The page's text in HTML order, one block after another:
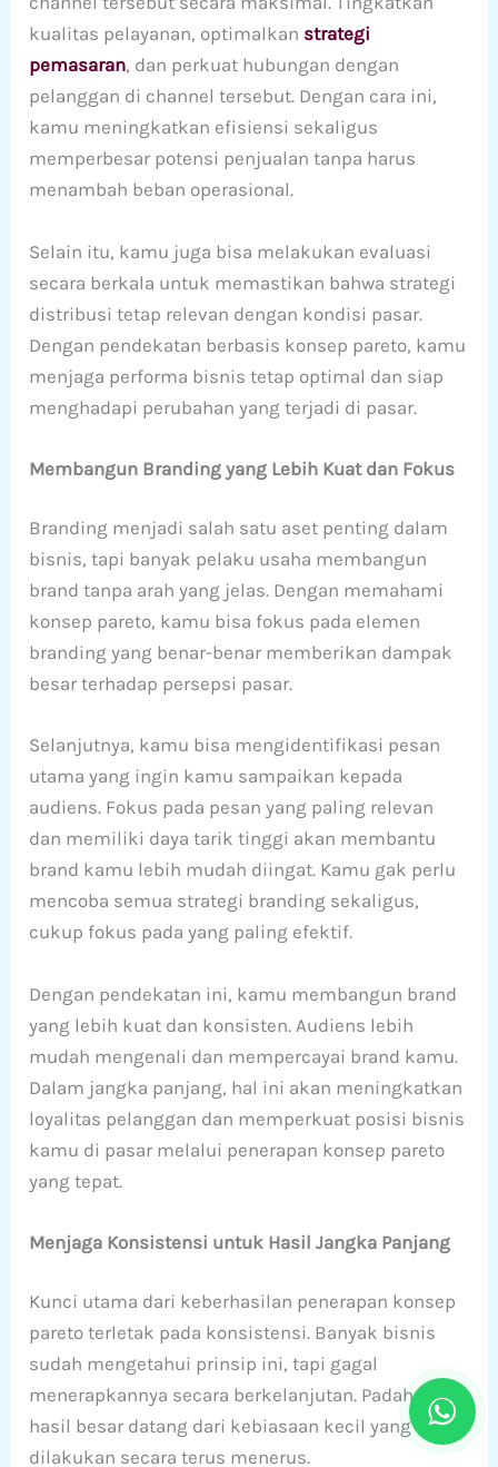
kualitas pelayanan, optimalkan strategi
pemasaran, dan perkuat hubungan dengan
pelanggan di channel tersebut. Dengan cara ini,
kamu meningkatkan efisiensi sekaligus
memperbesar potensi penjualan tanpa harus
menambah beban operasional.
Selain itu, kamu juga bisa melakukan evaluasi
secara berkala untuk memastikan bahwa strategi
distribusi tetap relevan dengan kondisi pasar.
Dengan pendekatan berbasis konsep pareto, kamu
menjaga performa bisnis tetap optimal dan siap
menghadapi perubahan yang terjadi di pasar.
Membangun Branding yang Lebih Kuat dan Fokus
Branding menjadi salah satu aset penting dalam
bisnis, tapi banyak pelaku usaha membangun
brand tanpa arah yang jelas. Dengan memahami
konsep pareto, kamu bisa fokus pada elemen
branding yang benar-benar memberikan dampak
besar terhadap persepsi pasar.
Selanjutnya, kamu bisa mengidentifikasi pesan
utama yang ingin kamu sampaikan kepada
audiens. Fokus pada pesan yang paling relevan
dan memiliki daya tarik tinggi akan membantu
brand kamu lebih mudah diingat. Kamu gak perlu
mencoba semua strategi branding sekaligus,
cukup fokus pada yang paling efektif.
Dengan pendekatan ini, kamu membangun brand
yang lebih kuat dan konsisten. Audiens lebih
mudah mengenali dan mempercayai brand kamu.
Dalam jangka panjang, hal ini akan meningkatkan
loyalitas pelanggan dan memperkuat posisi bisnis
kamu di pasar melalui penerapan konsep pareto
yang tepat.
Menjaga Konsistensi untuk Hasil Jangka Panjang
Kunci utama dari keberhasilan penerapan konsep
pareto terletak pada konsistensi. Banyak bisnis
sudah mengetahui prinsip ini, tapi gagal
menerapkannya secara berkelanjutan. Padahal,
hasil besar datang dari kebiasaan kecil yang
dilakukan secara terus menerus.